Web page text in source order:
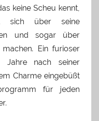
keine Scheu kennt,
sich über seine
und sogar über
Ein furioser
nach seiner
Charme eingebüßt
für jeden